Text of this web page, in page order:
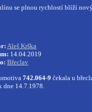
se plnou rychlostí blíží
Aleš Krška
14.04.2019
Břeclav
742.064-9 čekala u
dne 14.7.1978.